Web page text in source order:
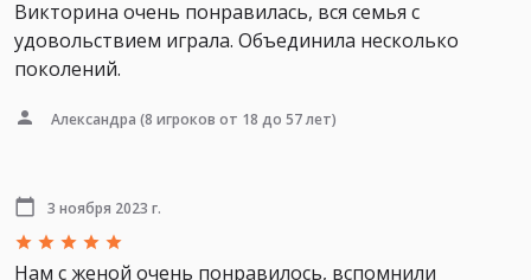
Викторина очень понравилась, вся семья с
удовольствием играла. Объединила несколько
поколений.
Александра (8 игроков от 18 до 57 лет)
3 ноября 2023 г.
Нам с женой очень понравилось, вспомнили